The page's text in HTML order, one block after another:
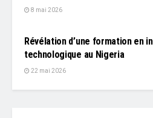
8 mai 2026
Révélation d’une formation en
technologique au Nigeria
22 mai 2026